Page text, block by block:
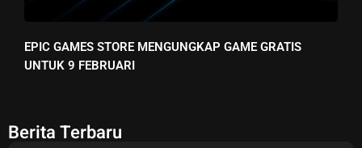
EPIC GAMES STORE MENGUNGKAP GAME GRATIS
UNTUK 9 FEBRUARI
Berita Terbaru